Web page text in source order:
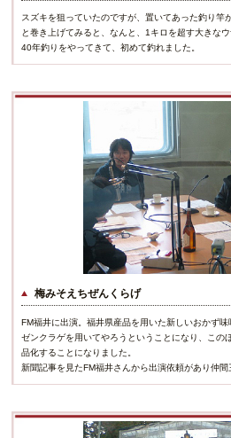
スズキを狙っていたのですが、置いてあった釣り竿
と巻き上げてみると、なんと、1キロを超す大きなウ
40年釣りをやってきて、初めて釣れました。
梅みそえちぜんくらげ
FM福井に出演。福井県産品を用いた新しいおかず
ゼンクラゲを用いてやろうということになり、この
品化することになりました。
新聞記事を見たFM福井さんから出演依頼があり仲間